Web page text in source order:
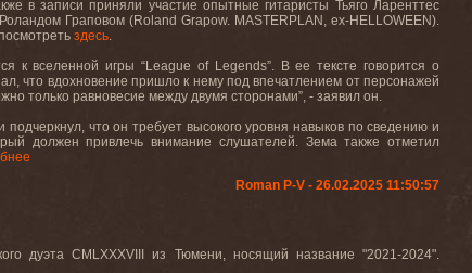
в записи приняли участие опытные гитаристы Тьяго Ларенттес
Роландом Граповом (Roland Grapow. MASTERPLAN ,ex-HELLOWEEN).
здесь.
к вселенной игры “League of Legends”. В ее тексте говорится о
что вдохновение пришло к нему под впечатлением от персонажей
только равновесие между двумя сторонами”, - заявил он.
подчеркнул, что он требует высокого уровня навыков по сведению и
должен привлечь внимание слушателей. Зема также отметил
Roman P-V - 26.02.2025 11:50:57
дуэта CMLXXXVIII из Тюмени, носящий название "2021-2024".